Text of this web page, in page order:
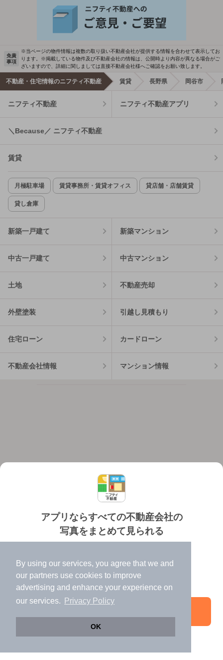
By using our services, you agree that we and
our partners use cookies to improve
advertising and enhance your experience on
our services.
Privacy Policy
OK
アプリならすべての不動産会社の
写真をまとめて見られる
✔️
高速表示で似た物件も見つけやすい
✔️
便利な通知機能も充実
免責
事項
※当ページの物件情報は複数の取り扱い不動産会社が提供する情報を合わせて表示してお
ります。※掲載している物件及び不動産会社の情報は、公開時より内容が異なる場合がご
ざいますので、詳細に関しましては直接不動産会社様へご確認をお願い致します。
不動産・住宅情報のニフティ不動産 賃貸 長野県 岡谷市
ニフティ不動産 ニフティ不動産アプリ
＼Because／ ニフティ不動産
賃貸
月極駐車場 賃貸事務所・賃貸オフィス 貸店舗・店舗賃貸
貸し倉庫
新築一戸建て 新築マンション
中古一戸建て 中古マンション
土地 不動産売却
外壁塗装 引越し見積もり
住宅ローン カードローン
不動産会社情報 マンション情報
個人情報保護ポリシー 利用規約
©NIFTY Lifestyle Co., Ltd.